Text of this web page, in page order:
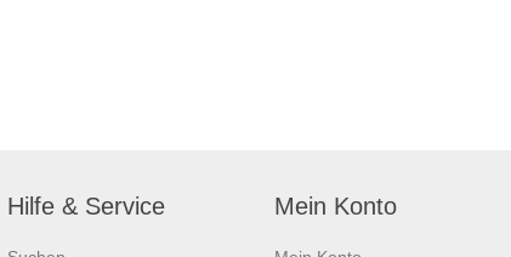
Hilfe & Service Mein Konto